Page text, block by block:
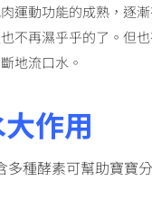
運動功能的成熟，逐
不再濕乎乎的了。但
地流口水。
作用
多種酵素可幫助寶寶